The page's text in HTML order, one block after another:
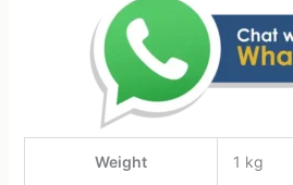
Weight 1 kg